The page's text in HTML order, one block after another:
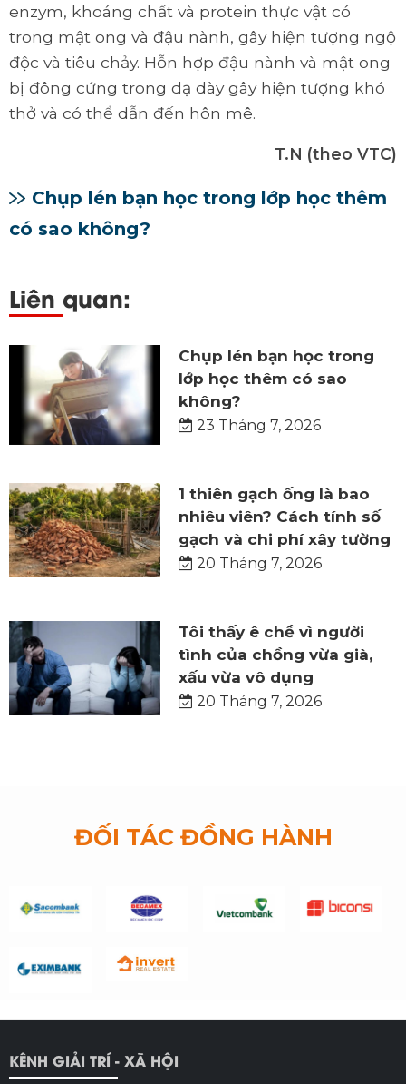
enzym, khoáng chất và protein thực vật có
trong mật ong và đậu nành, gây hiện tượng ngộ
độc và tiêu chảy. Hỗn hợp đậu nành và mật ong
bị đông cứng trong dạ dày gây hiện tượng khó
thở và có thể dẫn đến hôn mê.
T.N (theo VTC)
Chụp lén bạn học trong lớp học thêm
có sao không?
Liên quan:
Chụp lén bạn học trong
lớp học thêm có sao
không?
23 Tháng 7, 2026
1 thiên gạch ống là bao
nhiêu viên? Cách tính số
gạch và chi phí xây tường
20 Tháng 7, 2026
Tôi thấy ê chề vì người
tình của chồng vừa già,
xấu vừa vô dụng
20 Tháng 7, 2026
ĐỐI TÁC ĐỒNG HÀNH
KÊNH GIẢI TRÍ - XÃ HỘI